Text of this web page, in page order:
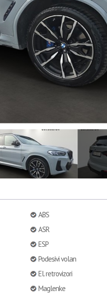
ABS
ASR
ESP
Podesivi volan
El. retrovizori
Maglenke